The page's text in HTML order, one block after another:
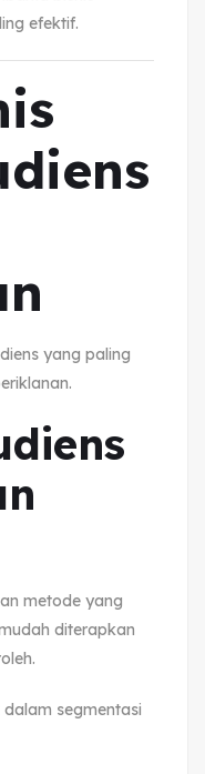
efektif.
yang paling
metode yang
diterapkan
segmentasi